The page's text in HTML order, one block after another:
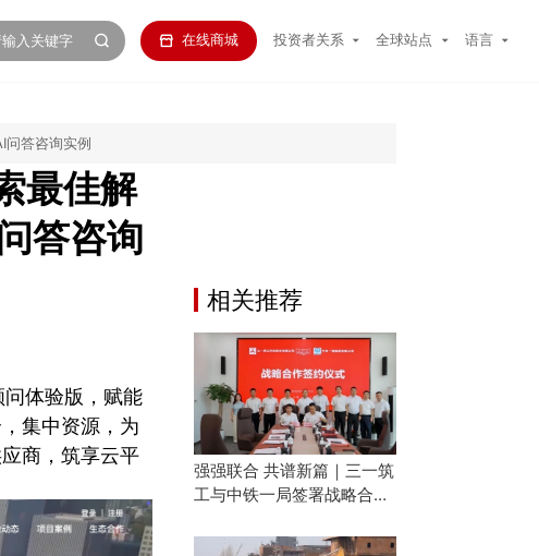
在线商城 投资者关系 全球站点 语言
答咨询实例
最佳解
答咨询
体验版，赋能
集中资源，为
商，筑享云平
相关推荐
强强联合 共谱新篇｜三一筑
工与中铁一局签署战略合作